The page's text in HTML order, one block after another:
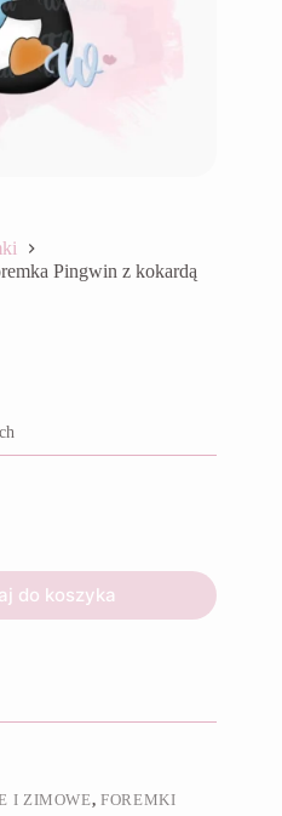
Pingwin z kokardą
do koszyka
I ZIMOWE,FOREMKI